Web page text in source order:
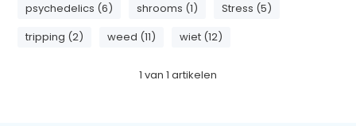
psychedelics (6)
shrooms (1)
Stress (5)
tripping (2)
weed (11) wiet (12)
1 van 1 artikelen